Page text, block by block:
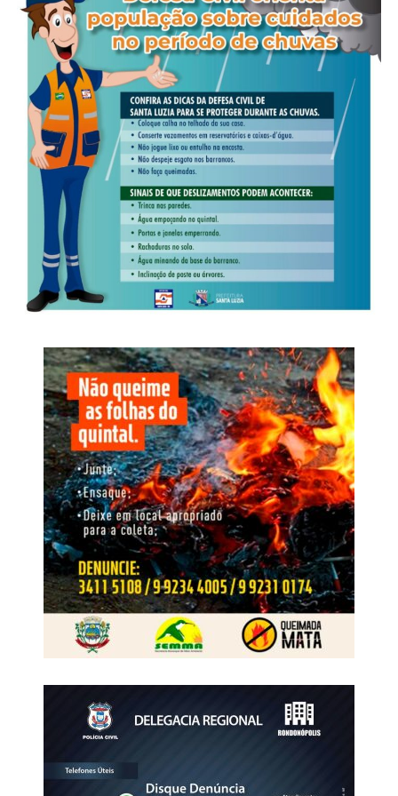
1.231.000,00 como total relacionado ao período
analisado. O montante de R$ 15.324.000,00 serviu de
parâmetro para o pedido de bloqueio financeiro. Os
registros também continham referências a prestações de
contas, movimentação de grandes quantidades de
entorpecentes e distribuição de recursos entre diferentes
núcleos.
A investigação identificou ainda que o mesmo chip
atribuído à liderança foi utilizado em sete aparelhos
celulares diferentes entre setembro de 2025 e março de
2026. A alternância dos terminais indica método de
adaptação destinado a contornar apreensões e controles
penitenciários, permitindo a continuidade das
comunicações clandestinas.
O nome Replay faz referência à repetição das condutas e
à capacidade de reorganização identificada após as
operações anteriores. A nova fase busca interromper esse
ciclo, responsabilizar os envolvidos, neutralizar o
comando exercido de dentro do cárcere e retirar da
estrutura os recursos financeiros e patrimoniais utilizados
para manter suas atividades
WhatsApp
Facebook
Twitter
Messenger
LinkedIn
Share
policiais na fronteira com a Bolívia
Diante dos elementos colhidos, que reforçam os indícios
da prática de lavagem de capitais, foi determinada a
suspensão das atividades econômicas e financeiras da
empresa, a lacração do estabelecimento e a apreensão
das máquinas de bingo, da máquina de urso e de outros
equipamentos utilizados na exploração de jogos de azar.
Investigação
O inquérito instaurado pela Derf de Rondonópolis teve
início após a apreensão de um aparelho celular utilizado
18 de fevereiro de 2025, em uma padaria localizada no
bairro São Sebastião, em Rondonópolis.
O crime foi praticado por dois homens armados, que
anunciaram o roubo e, em seguida, incendiaram as
dependências da padaria. No decorrer das investigações,
os dois suspeitos foram identificados e tiveram as
respectivas prisões preventivas decretadas pela Justiça.
Em maio de 2025, os dois foragidos foram abordados
pela Polícia Rodoviária Federal portando documentos de
identificação falsos. Ambos viajavam como passageiros
de um ônibus interestadual que fazia o trajeto de Cuiabá
Na ocasião, a equipe da Polícia Rodoviária Federal
apreendeu os aparelhos celulares que estavam com os
suspeitos, e o material foi encaminhado à Derf de